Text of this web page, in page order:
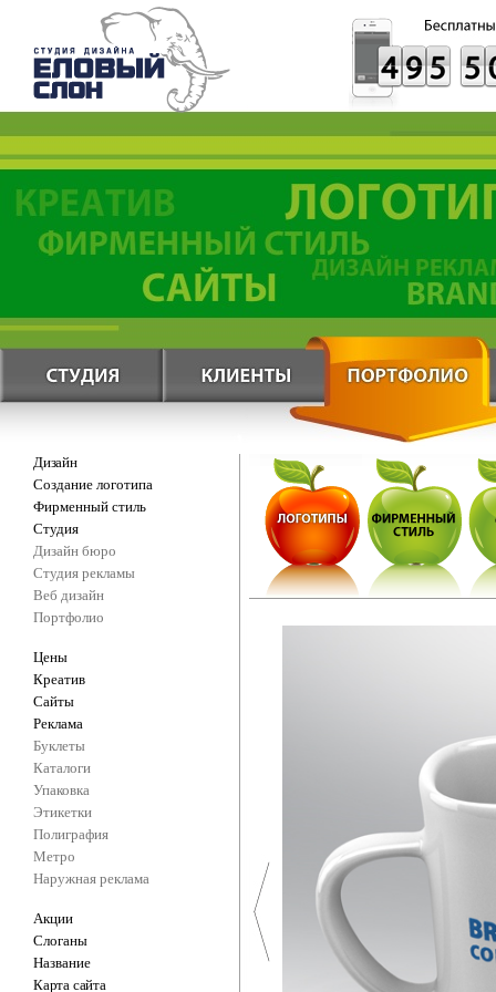
Дизайн
Создание логотипа
Фирменный стиль
Студия
Дизайн бюро
Студия рекламы
Веб дизайн
Портфолио
Цены
Креатив
Сайты
Реклама
Буклеты
Каталоги
Упаковка
Этикетки
Полиграфия
Метро
Наружная реклама
Акции
Слоганы
Название
Карта сайта